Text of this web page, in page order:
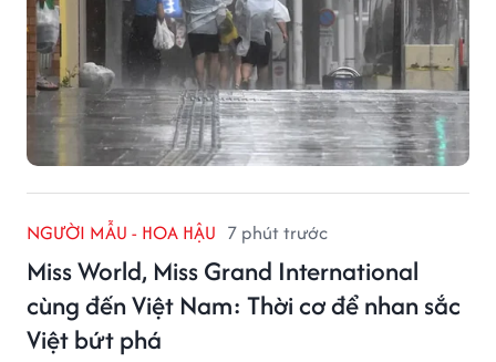
NGƯỜI MẪU - HOA HẬU 7 phút trước
Miss World, Miss Grand International
cùng đến Việt Nam: Thời cơ để nhan sắc
Việt bứt phá